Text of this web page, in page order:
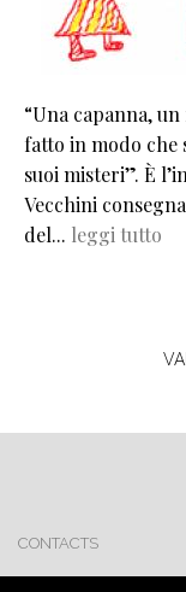
“Una capanna,
fatto in modo che
suoi misteri”. È
Vecchini
del... leggi tutto
CONTACTS